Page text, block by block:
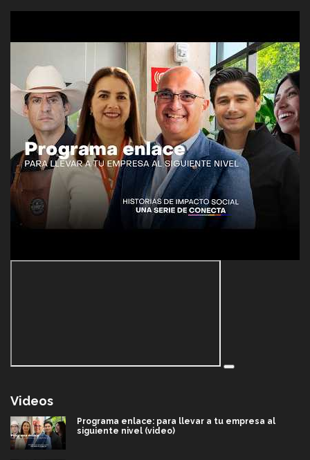
Videos
Programa enlace: para llevar a tu empresa al
siguiente nivel (video)